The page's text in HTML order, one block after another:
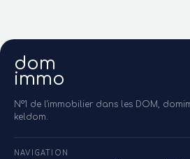
dom
immo
N°1 de l'immobilier dans les DOM,
keldom.
NAVIGATION